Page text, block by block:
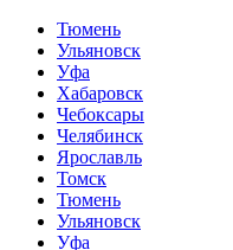
Тюмень
Ульяновск
Уфа
Хабаровск
Чебоксары
Челябинск
Ярославль
Томск
Тюмень
Ульяновск
Уфа